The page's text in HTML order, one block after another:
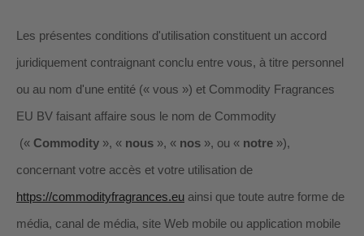
Les présentes conditions d'utilisation constituent un accord
juridiquement contraignant conclu entre vous, à titre personnel
ou au nom d'une entité (« vous ») et Commodity Fragrances
EU BV faisant affaire sous le nom de Commodity
(« Commodity », « nous », « nos », ou « notre »),
concernant votre accès et votre utilisation de
https://commodityfragrances.eu ainsi que toute autre forme de
média, canal de média, site Web mobile ou application mobile